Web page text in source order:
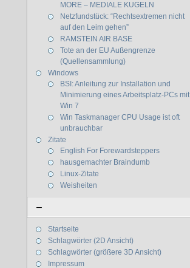
MORE – MEDIALE KUGELN
Netzfundstück: “Rechtsextremen nicht
auf den Leim gehen”
RAMSTEIN AIR BASE
Tote an der EU Außengrenze
(Quellensammlung)
Windows
BSI: Anleitung zur Installation und
Minimierung eines Arbeitsplatz-PCs mit
Win 7
Win Taskmanager CPU Usage ist oft
unbrauchbar
Zitate
English For Forewardsteppers
hausgemachter Braindumb
Linux-Zitate
Weisheiten
–
Startseite
Schlagwörter (2D Ansicht)
Schlagwörter (größere 3D Ansicht)
Impressum